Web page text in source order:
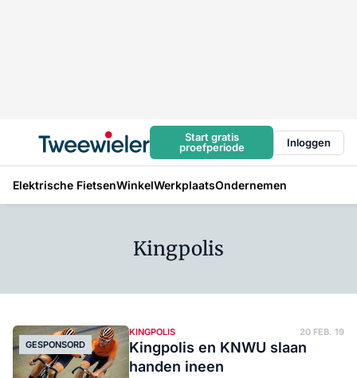
Start gratis
proefperiode
Inloggen
Elektrische FietsenWinkelWerkplaatsOndernemen
Kingpolis
GESPONSORD
KINGPOLIS 20 FEB. 19
Kingpolis en KNWU slaan
handen ineen